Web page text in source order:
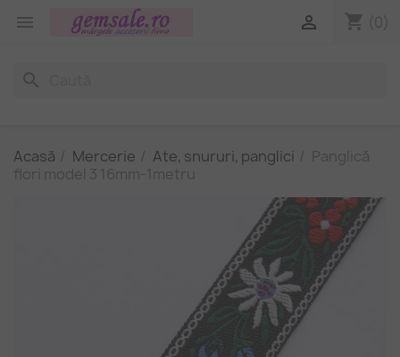
 shopping_cart (0)

search
Acasă Mercerie Ate, snururi, panglici
Panglică
flori model 3 16mm-1metru